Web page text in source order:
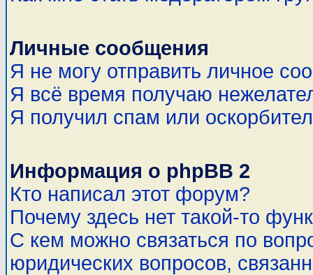
Личные сообщения
Я не могу отправить личное
Я всё время получаю
Я получил спам или
Информация о phpBB 2
Кто написал этот форум?
Почему здесь нет такой-то
С кем можно связаться по
юридических вопросов,